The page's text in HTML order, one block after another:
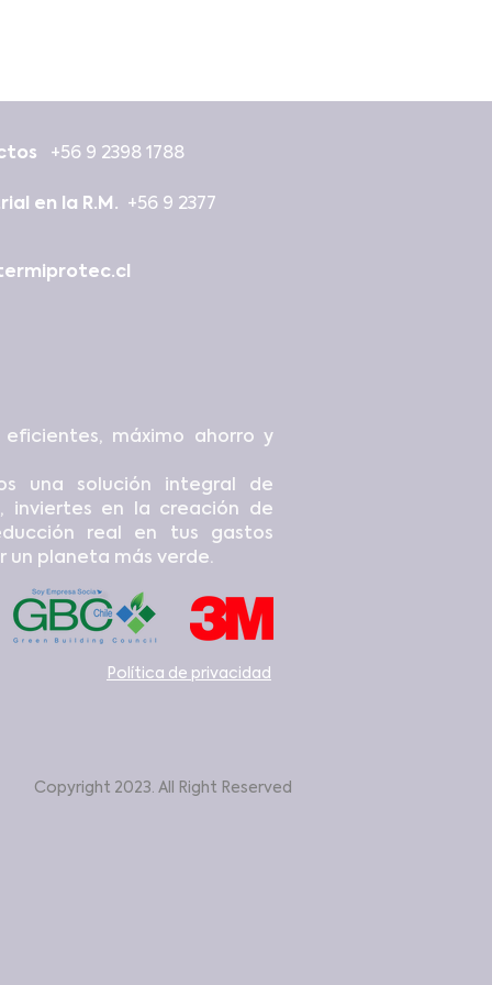
+56 9 2398 1788
en la R.M. +56 9 2377
máximo ahorro y
una solución integral de
inviertes en la creación de
real en tus gastos
un planeta más verde.
Política de privacidad
Copyright 2023. All Right Reserved